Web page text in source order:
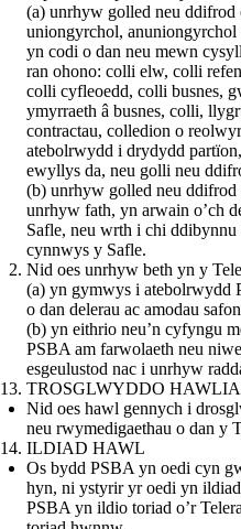
(a) unrhyw golled neu ddifrod
uniongyrchol,
yn codi o dan neu mewn
ran ohono: colli elw, colli
colli cyfleoedd, colli busnes,
ymyrraeth â busnes, colli,
contractau, colledion o
atebolrwydd i drydydd
ewyllys da, neu golli neu
(b) unrhyw golled neu
unrhyw fath, yn arwain o’ch
Safle, neu wrth i chi
cynnwys y Safle.
Nid oes unrhyw beth yn y
(a) yn gymwys i atebolrwydd
o dan delerau ac amodau
(b) yn eithrio neu’n cyfyngu
PSBA am farwolaeth neu
esgeulustod nac i unrhyw
TROSGLWYDDO
Nid oes hawl gennych i
neu rwymedigaethau o dan y
ILDIAD HAWL
Os bydd PSBA yn oedi cyn
hyn, ni ystyrir yr oedi yn
PSBA yn ildio toriad o’r